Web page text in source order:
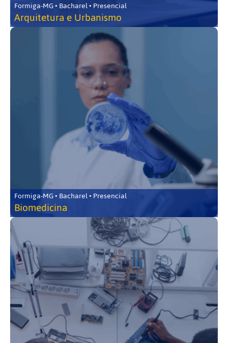
Formiga-MG • Bacharel • Presencial
Arquitetura e Urbanismo
Formiga-MG • Bacharel • Presencial
Biomedicina